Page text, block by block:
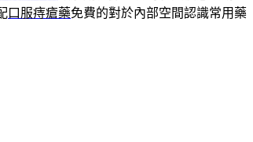
口服痔瘡藥免費的對於內部空間認識常用藥